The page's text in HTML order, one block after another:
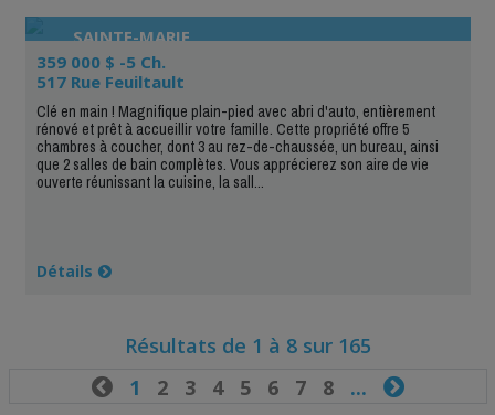
SAINTE-MARIE
359 000 $ -5 Ch.
517 Rue Feuiltault
Clé en main ! Magnifique plain-pied avec abri d'auto, entièrement
rénové et prêt à accueillir votre famille. Cette propriété offre 5
chambres à coucher, dont 3 au rez-de-chaussée, un bureau, ainsi
que 2 salles de bain complètes. Vous apprécierez son aire de vie
ouverte réunissant la cuisine, la sall...
Détails
Résultats de 1 à 8 sur 165
1 2 3 4 5 6 7 8... 